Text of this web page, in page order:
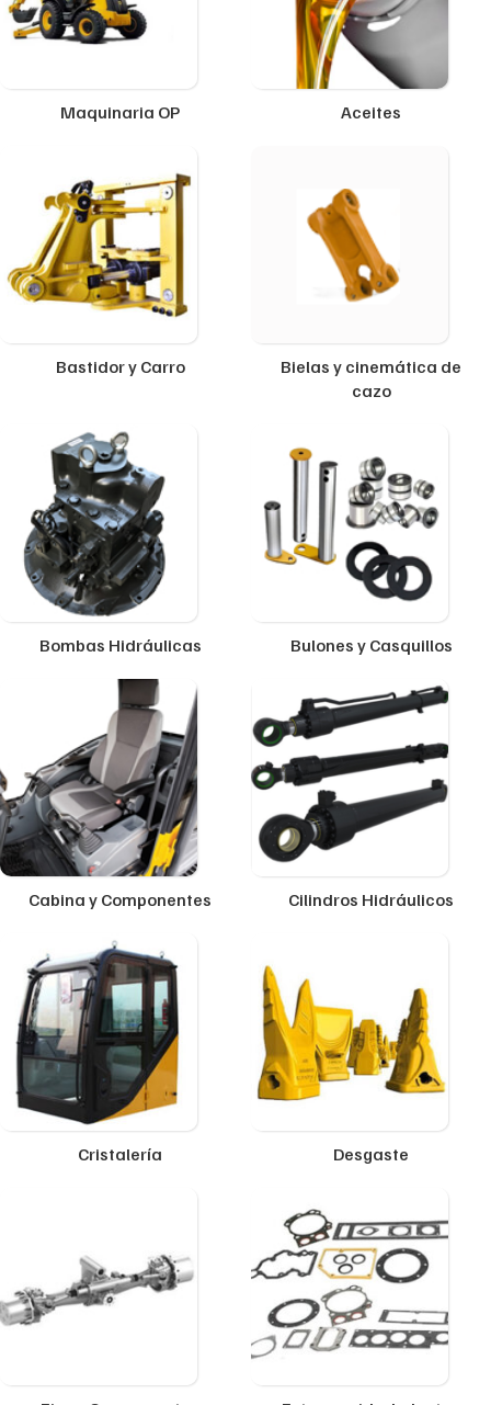
Maquinaria OP Aceites
Bastidor y Carro
Bielas y cinemática de
cazo
Bombas Hidráulicas Bulones y Casquillos
Cabina y Componentes Cilindros Hidráulicos
Cristalería Desgaste